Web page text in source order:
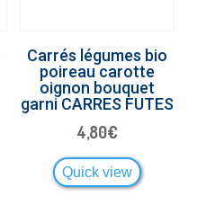
Carrés légumes bio
poireau carotte
oignon bouquet
garni CARRES FUTES
4,80€
Quick view